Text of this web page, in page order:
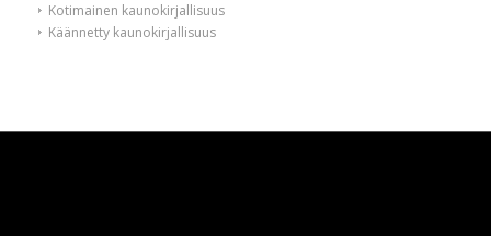
Kotimainen kaunokirjallisuus
Käännetty kaunokirjallisuus